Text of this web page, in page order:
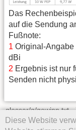
Das
auf die Sendung
Fußnote:
1 Original-Angabe
dBi
2 Ergebnis ist nur
Senden nicht
Diese Website
glossar/g/gewinn.txt·